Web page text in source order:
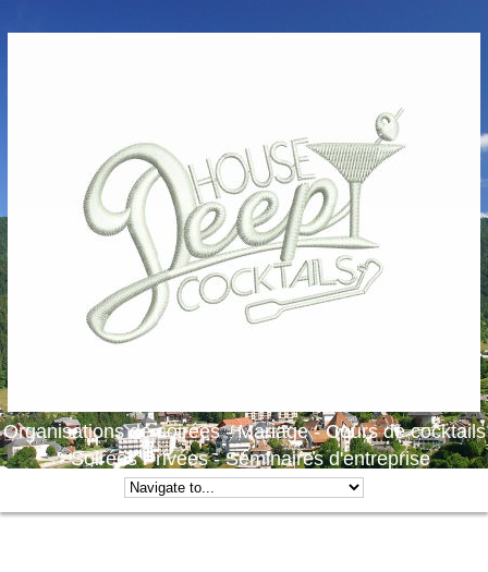
Organisations de soirées - Mariage - Cours de cocktails
- Soirées Privées - Séminaires d'entreprise